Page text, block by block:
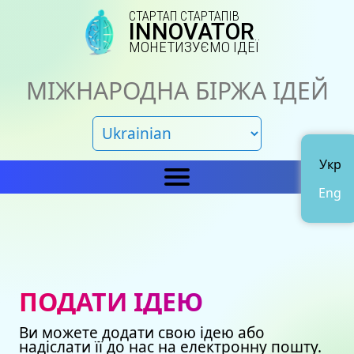
Укр
Eng
СТАРТАП СТАРТАПІВ
INNOVATOR
МОНЕТИЗУЄМО ІДЕЇ
МІЖНАРОДНА БІРЖА ІДЕЙ
Представництва
Наші сертифікати
Каталог ідей
Avto
Подати ідею
ПОДАТИ ІДЕЮ
Ви можете додати свою ідею або
надіслати її до нас на електронну пошту.